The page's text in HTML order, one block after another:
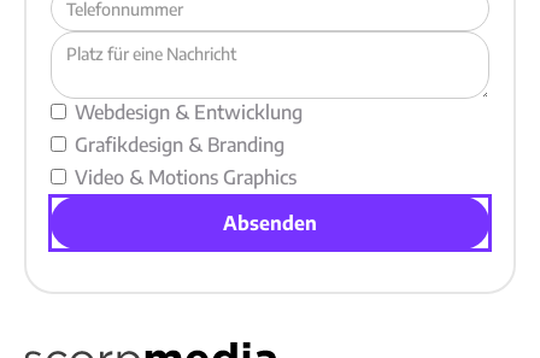
Webdesign & Entwicklung
Grafikdesign & Branding
Video & Motions Graphics